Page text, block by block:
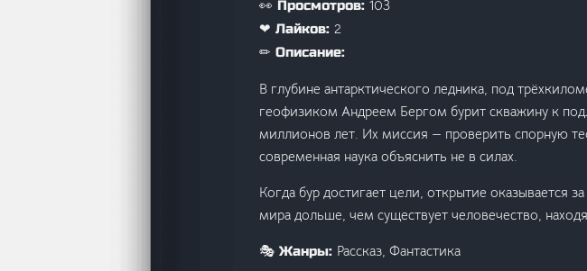
👀 Просмотров: 103
❤ Лайков: 2
✏ Описание:
В глубине антарктического ледника, под
геофизиком Андреем Бергом бурит скважину к
миллионов лет. Их миссия — проверить спорную
современная наука объяснить не в силах.
Когда бур достигает цели, открытие оказывается
мира дольше, чем существует человечество,
🎭 Жанры: Рассказ, Фантастика